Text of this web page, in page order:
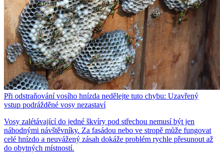
Při odstraňování vosího hnízda nedělejte tuto chybu: Uzavřený
vstup podrážděné vosy nezastaví
Vosy zalétávající do jedné škvíry pod střechou nemusí být jen
náhodnými návštěvníky. Za fasádou nebo ve stropě může fungovat
celé hnízdo a neuvážený zásah dokáže problém rychle přesunout až
do obytných místností.